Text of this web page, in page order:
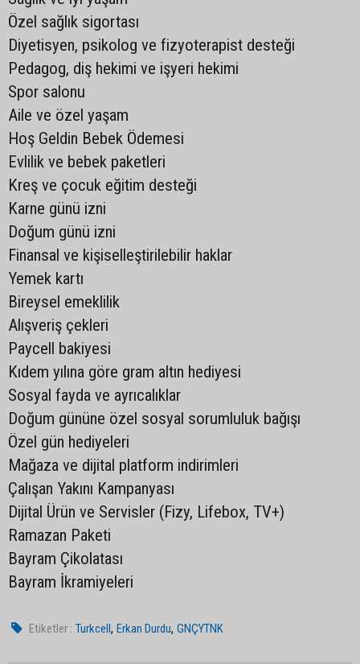
Özel sağlık sigortası
Diyetisyen, psikolog ve fizyoterapist desteği
Pedagog, diş hekimi ve işyeri hekimi
Spor salonu
Aile ve özel yaşam
Hoş Geldin Bebek Ödemesi
Evlilik ve bebek paketleri
Kreş ve çocuk eğitim desteği
Karne günü izni
Doğum günü izni
Finansal ve kişiselleştirilebilir haklar
Yemek kartı
Bireysel emeklilik
Alışveriş çekleri
Paycell bakiyesi
Kıdem yılına göre gram altın hediyesi
Sosyal fayda ve ayrıcalıklar
Doğum gününe özel sosyal sorumluluk bağışı
Özel gün hediyeleri
Mağaza ve dijital platform indirimleri
Çalışan Yakını Kampanyası
Dijital Ürün ve Servisler (Fizy, Lifebox, TV+)
Ramazan Paketi
Bayram Çikolatası
Bayram İkramiyeleri
Etiketler : Turkcell,Erkan Durdu,GNÇYTNK